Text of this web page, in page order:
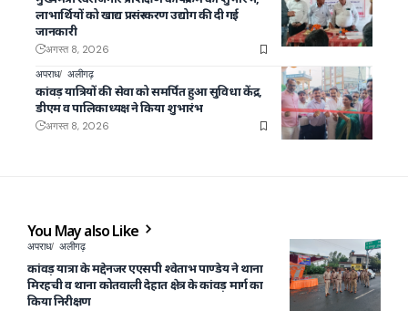
लाभार्थियों को खाद्य प्रसंस्करण उद्योग की दी गई
जानकारी
अगस्त 8, 2026
अपराध अलीगढ़
कांवड़ यात्रियों की सेवा को समर्पित हुआ सुविधा केंद्र,
डीएम व पालिकाध्यक्ष ने किया शुभारंभ
अगस्त 8, 2026
You May also Like
अपराध अलीगढ़
कांवड़ यात्रा के मद्देनजर एएसपी श्वेताभ पाण्डेय ने थाना
मिरहची व थाना कोतवाली देहात क्षेत्र के कांवड़ मार्ग का
किया निरीक्षण